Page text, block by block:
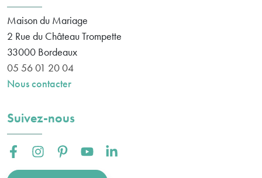
Maison du Mariage
2 Rue du Château Trompette
33000 Bordeaux
05 56 01 20 04
Nous contacter
Suivez-nous
Facebook :Instagram :Pinterest :Youtube :Linkedin :